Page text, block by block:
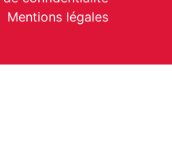
Mentions légales